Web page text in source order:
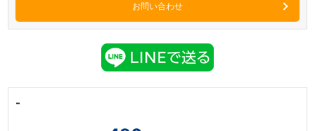
お問い合わせ
-